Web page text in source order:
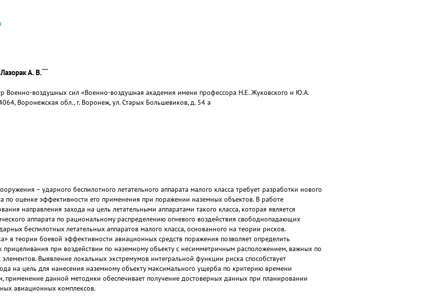
Лазорак А. В.***
Военно-воздушных сил «Военно-воздушная академия имени профессора Н.Е. Жуковского и Ю.А.
Воронежская обл., г. Воронеж, ул. Старых Большевиков, д. 54 а
– ударного беспилотного летательного аппарата малого класса требует разработки нового
по оценке эффективности его применения при поражении наземных объектов. В работе
направления захода на цель летательными аппаратами такого класса, которая является
аппарата по рациональному распределению огневого воздействия свободнопадающих
беспилотных летательных аппаратов малого класса, основанного на теории рисков.
в теории боевой эффективности авиационных средств поражения позволяет определить
прицеливания при воздействии по наземному объекту с несимметричным расположением, важных по
Выявление локальных экстремумов интегральной функции риска способствует
на цель для нанесения наземному объекту максимального ущерба по критерию времени
применение данной методики обеспечивает получение достоверных данных при планировании
авиационных комплексов.